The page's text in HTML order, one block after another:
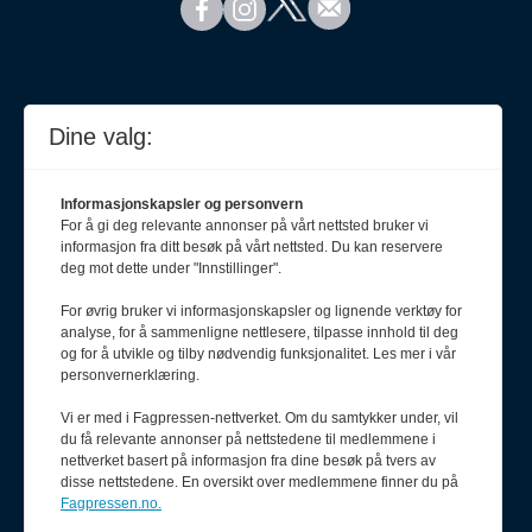
Meld deg på nyhetsbrev
Dine valg:
Informasjonskapsler og personvern
For å gi deg relevante annonser på vårt nettsted bruker vi
informasjon fra ditt besøk på vårt nettsted. Du kan reservere
deg mot dette under "Innstillinger".
For øvrig bruker vi informasjonskapsler og lignende verktøy for
analyse, for å sammenligne nettlesere, tilpasse innhold til deg
og for å utvikle og tilby nødvendig funksjonalitet. Les mer i vår
personvernerklæring.
Vi er med i Fagpressen-nettverket. Om du samtykker under, vil
du få relevante annonser på nettstedene til medlemmene i
nettverket basert på informasjon fra dine besøk på tvers av
disse nettstedene. En oversikt over medlemmene finner du på
Fagpressen.no.